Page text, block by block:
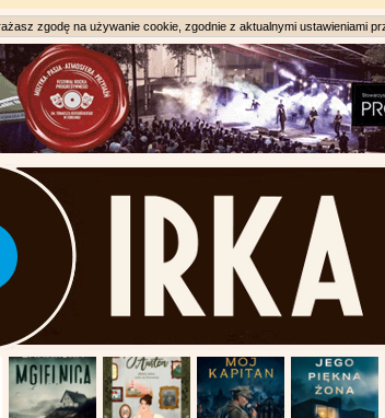
zgodę na używanie cookie, zgodnie z aktualnymi ustawieniami